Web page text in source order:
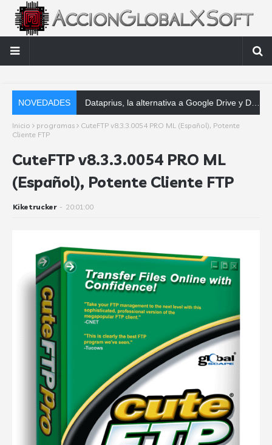
NOVEDADES Dataprius, la alternativa a Google Drive y Dropbox que las empresas deberían conocer
Inicio programas
CuteFTP v8.3.3.0054 PRO ML (Español), Potente
Cliente FTP
CuteFTP v8.3.3.0054 PRO ML
(Español), Potente Cliente FTP
Kiketrucker - 20:01:00